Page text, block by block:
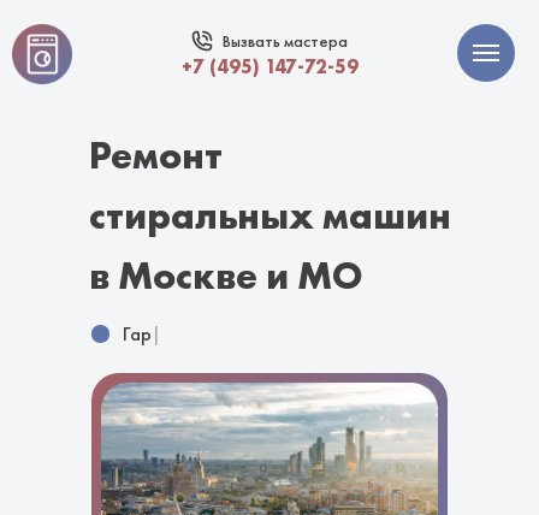
Вызвать мастера
+7 (495) 147-72-59
Гарантия 1
Ремонт
стиральных машин
в Москве и МО